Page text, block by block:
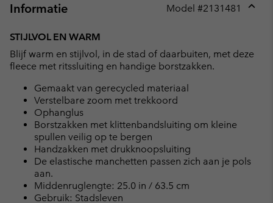
Informatie Model #2131481
STIJLVOL EN WARM
Blijf warm en stijlvol, in de stad of daarbuiten, met deze
fleece met ritssluiting en handige borstzakken.
Gemaakt van gerecycled materiaal
Verstelbare zoom met trekkoord
Ophanglus
Borstzakken met klittenbandsluiting om kleine
spullen veilig op te bergen
Handzakken met drukknoopsluiting
De elastische manchetten passen zich aan je pols
aan.
Middenruglengte: 25.0 in / 63.5 cm
Gebruik: Stadsleven